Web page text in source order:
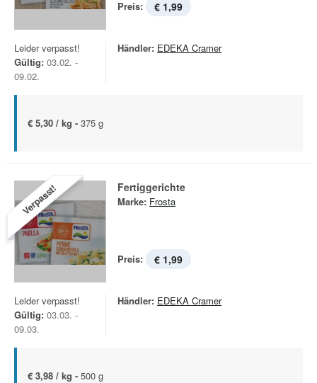
Preis: € 1,99
Leider verpasst!
Gültig: 03.02. -
09.02.
Händler: EDEKA Cramer
€ 5,30 / kg - 375 g
Verpasst! Fertiggerichte
Marke: Frosta
Preis: € 1,99
Leider verpasst!
Gültig: 03.03. -
09.03.
Händler: EDEKA Cramer
€ 3,98 / kg - 500 g